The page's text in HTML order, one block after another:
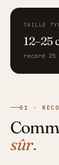
TAILLE
12–25
record 25
01 ·
sûr.